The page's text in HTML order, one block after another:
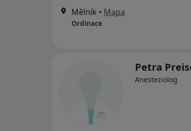
Mělník • Mapa
Ordinace
Petra
Anesteziolog